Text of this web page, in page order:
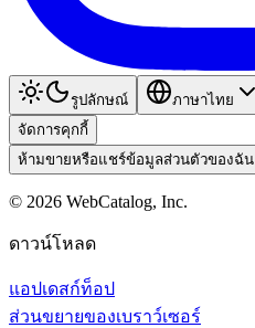
รูปลักษณ์
ภาษาไทย
จัดการคุกกี้
ห้ามขายหรือแชร์ข้อมูลส่วนตัวของฉัน
© 2026 WebCatalog, Inc.
ดาวน์โหลด
แอปเดสก์ท็อป
ส่วนขยายของเบราว์เซอร์